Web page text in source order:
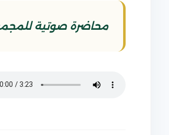
محاضرة صوتية للمجموعات